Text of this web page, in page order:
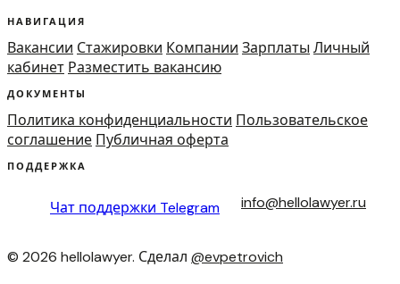
НАВИГАЦИЯ
Вакансии Стажировки Компании Зарплаты Личный
кабинет Разместить вакансию
ДОКУМЕНТЫ
Политика конфиденциальности Пользовательское
соглашение Публичная оферта
ПОДДЕРЖКА
Чат поддержки Telegram info@hellolawyer.ru
© 2026 hellolawyer. Сделал @evpetrovich